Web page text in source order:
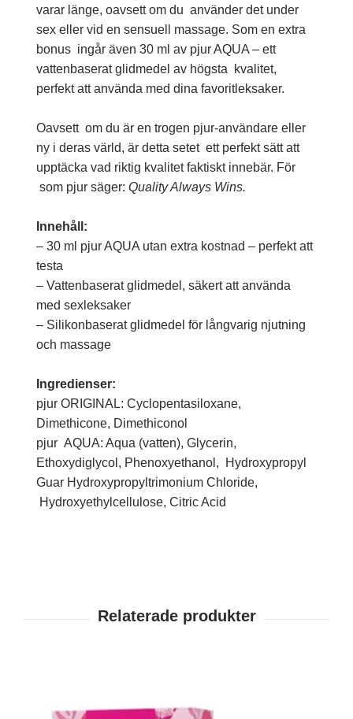
varar länge, oavsett om du använder det under
sex eller vid en sensuell massage. Som en extra
bonus ingår även 30 ml av pjur AQUA – ett
vattenbaserat glidmedel av högsta kvalitet,
perfekt att använda med dina favoritleksaker.
Oavsett om du är en trogen pjur-användare eller
ny i deras värld, är detta setet ett perfekt sätt att
upptäcka vad riktig kvalitet faktiskt innebär. För
som pjur säger: Quality Always Wins.
Innehåll:
– 30 ml pjur AQUA utan extra kostnad – perfekt att
testa
– Vattenbaserat glidmedel, säkert att använda
med sexleksaker
– Silikonbaserat glidmedel för långvarig njutning
och massage
Ingredienser:
pjur ORIGINAL: Cyclopentasiloxane,
Dimethicone, Dimethiconol
pjur AQUA: Aqua (vatten), Glycerin,
Ethoxydiglycol, Phenoxyethanol, Hydroxypropyl
Guar Hydroxypropyltrimonium Chloride,
Hydroxyethylcellulose, Citric Acid